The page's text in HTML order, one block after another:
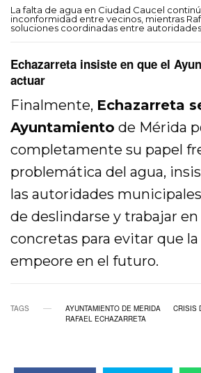
La falta de agua en Ciudad Caucel
inconformidad entre vecinos, mientras
soluciones coordinadas entre
Echazarreta insiste en que el
actuar
Finalmente, Echazarreta
Ayuntamiento de Mérida
completamente su papel
problemática del agua,
las autoridades
de deslindarse y trabajar
concretas para evitar que
empeore en el futuro.
TAGS AYUNTAMIENTO DE MERIDA CRISIS
RAFAEL ECHAZARRETA